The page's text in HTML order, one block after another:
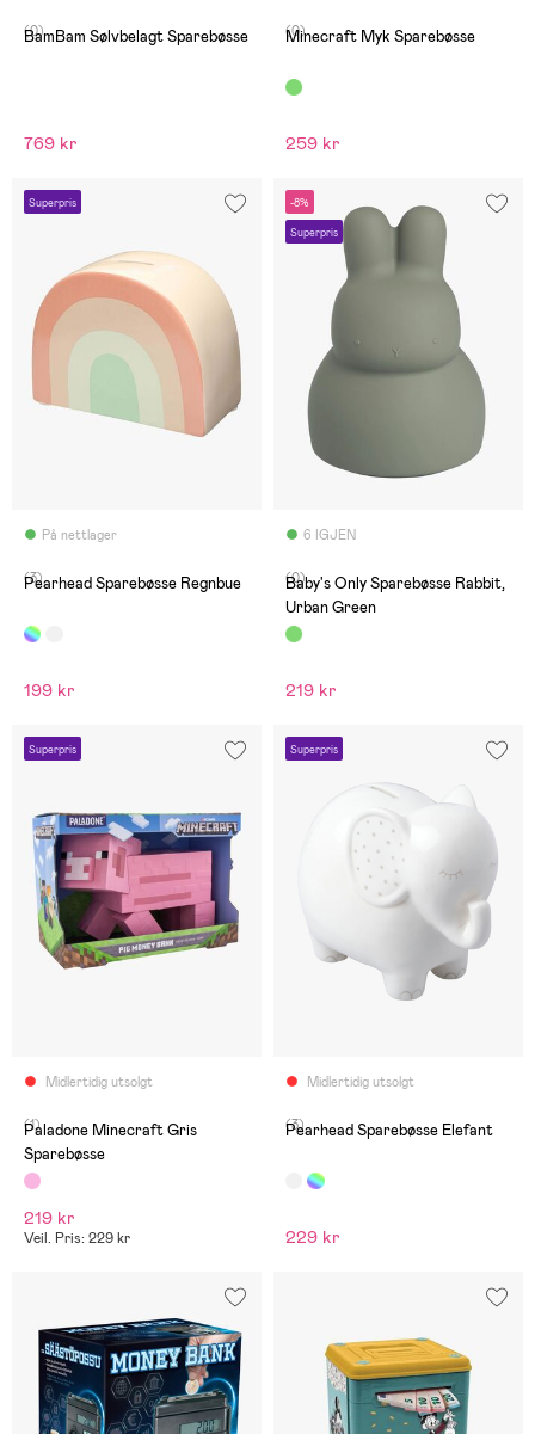
(0) BamBam Sølvbelagt Sparebøsse
769 kr
(0) Minecraft Myk Sparebøsse
259 kr
Superpris
På nettlager
(3)
Pearhead Sparebøsse Regnbue
199 kr
-8%
Superpris
6 IGJEN
(0)
Baby's Only Sparebøsse Rabbit,
Urban Green
219 kr
Superpris
Midlertidig utsolgt
(1)
Paladone Minecraft Gris
Sparebøsse
219 kr
Veil. Pris: 229 kr
Superpris
Midlertidig utsolgt
(3)
Pearhead Sparebøsse Elefant
229 kr